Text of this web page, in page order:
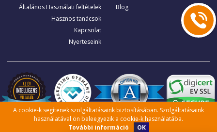
Általános Használati feltételek
Hasznos tanácsok
Kapcsolat
Nyerteseink
Blog
A cookie-k segítenek szolgáltatásaink biztosításában. Szolgáltatásaink
használatával ön beleegyezik a cookie-k használatába.
További információ
OK